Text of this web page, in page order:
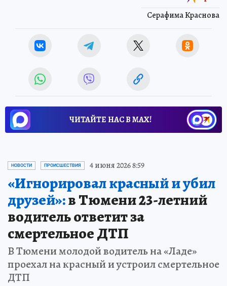
Серафима Краснова
ЧИТАЙТЕ НАС В МАХ!
НОВОСТИ ПРОИСШЕСТВИЯ 4 июня 2026 8:59
«Игнорировал красный и убил
друзей»:в Тюмени 23-летний
водитель ответит за
смертельное ДТП
В Тюмени молодой водитель на «Ладе»
проехал на красный и устроил смертельное
ДТП